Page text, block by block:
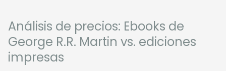
Análisis de precios: Ebooks de
George R.R. Martin vs. ediciones
impresas